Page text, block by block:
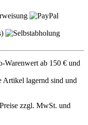
ab 150 € und
lagernd sind und
zzgl. MwSt. und